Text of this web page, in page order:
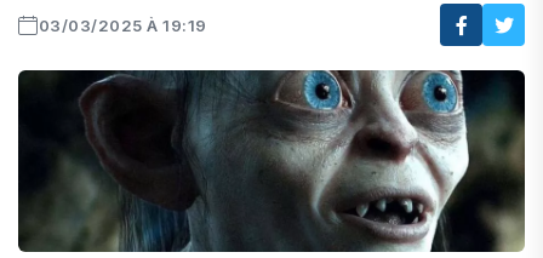
03/03/2025 À 19:19